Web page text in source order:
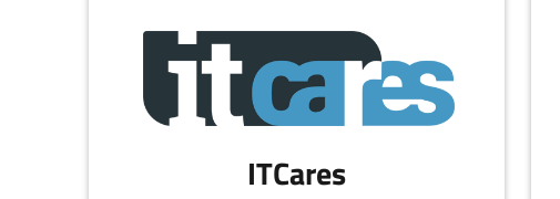
apprendimento automatico per costruire modelli
di customer journey e per prevedere il
comportamento di acquisto dei clienti.
ITCares